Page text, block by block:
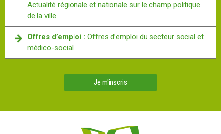
Actualité régionale et nationale sur le champ politique
de la ville.
Offres d’emploi : Offres d’emploi du secteur social et
médico-social.
Je m'inscris